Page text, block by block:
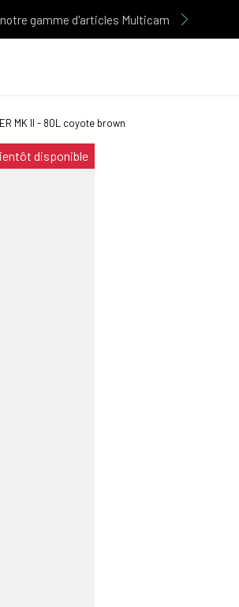
gamme d'articles Multicam
MK II - 80L coyote brown
disponible